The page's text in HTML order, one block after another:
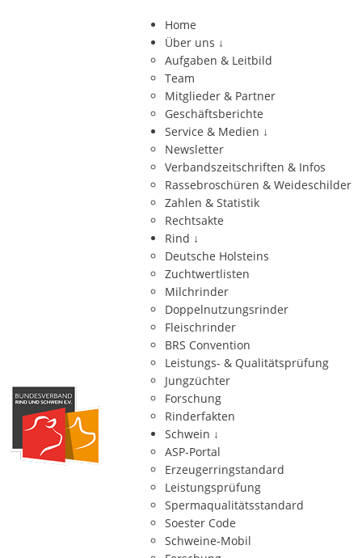
Home
Über uns ↓
Aufgaben & Leitbild
Team
Mitglieder & Partner
Geschäftsberichte
Service & Medien ↓
Newsletter
Verbandszeitschriften & Infos
Rassebroschüren & Weideschilder
Zahlen & Statistik
Rechtsakte
Rind ↓
Deutsche Holsteins
Zuchtwertlisten
Milchrinder
Doppelnutzungsrinder
Fleischrinder
BRS Convention
Leistungs- & Qualitätsprüfung
Jungzüchter
Forschung
Rinderfakten
Schwein ↓
ASP-Portal
Erzeugerringstandard
Leistungsprüfung
Spermaqualitätsstandard
Soester Code
Schweine-Mobil